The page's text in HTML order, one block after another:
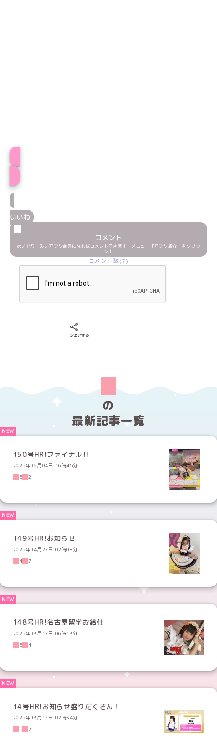
いいね
コメント
めいどりーみんアプリ会員になればコメントできます！メニュー「アプリ紹介」をクリッ
ク！
コメント数(7)
シェアする
の
最新記事一覧
150号HR!ファイナル‼️
2025年06月04日 16時45分
5
2
149号HR!お知らせ
2025年04月27日 02時08分
4
7
148号HR!名古屋留学お給仕
2025年03月17日 06時13分
5
4
14号HR!お知らせ盛りだくさん！！
2025年03月12日 02時34分
5
2